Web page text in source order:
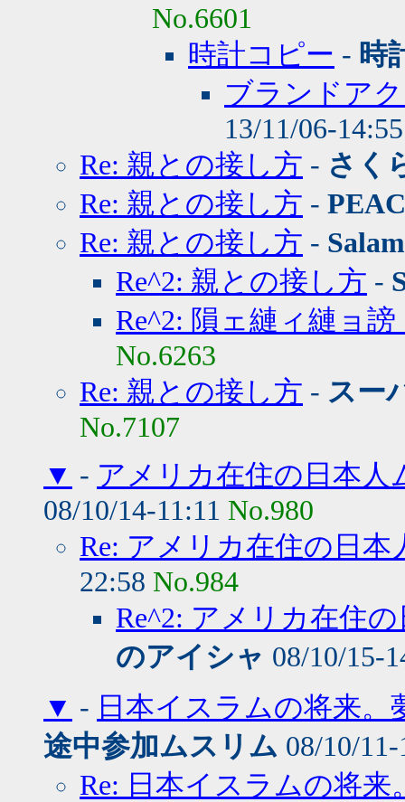
No.6601
時計コピー - 時
ブランドア
13/11/06-
Re: 親との接し方 - さく
Re: 親との接し方 -
Re: 親との接し方 - Salam
Re^2: 親との接し方 -
Re^2: 隕ェ縺ィ縺ョ
No.6263
Re: 親との接し方 - スー
No.7107
▼ - アメリカ在住の日本人
08/10/14-11:11 No.980
Re: アメリカ在住の日
22:58 No.984
Re^2: アメリカ在住
のアイシャ 08/10/15-
▼ - 日本イスラムの将来
途中参加ムスリム 08/10/
Re: 日本イスラムの将